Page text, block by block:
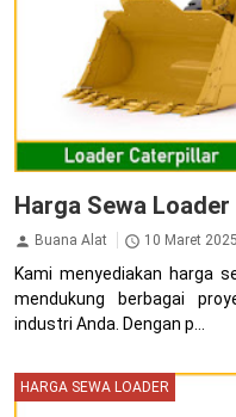
Harga Sewa
Buana Alat 10 Maret 2025
Kami menyediakan harga
mendukung berbagai
industri Anda. Dengan p...
HARGA SEWA LOADER